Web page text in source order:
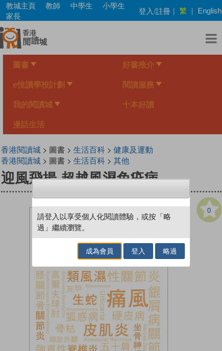
Skip
main
content
教城主頁 教師 中學生
小學生
家長
登入/註冊 | 繁 | English
圖書 好書推介
e悅讀學校計劃 閱讀服務
我的閱讀城 十本好讀
漫話生活
香港閱讀城> 圖書 > 生活百科> 健康及運動
香港閱讀城> 圖書 > 生活百科> 其他
迎風飛揚-超越風濕免疫病
0
請登入以享受個人化閱讀體驗，或按「略
過」繼續瀏覽。
成為會員 登入 略過